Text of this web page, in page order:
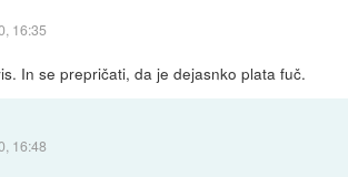
16:35
In se prepričati, da je dejasnko plata fuč.
16:48